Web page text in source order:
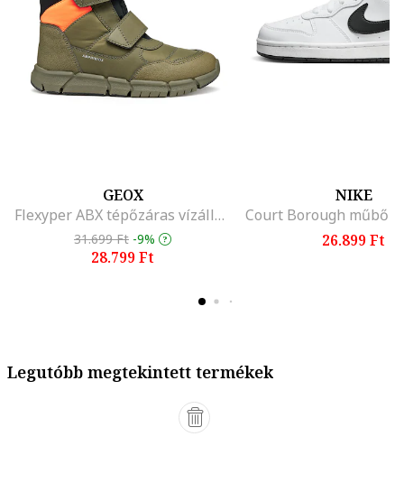
GEOX
Flexyper ABX tépőzáras vízálló csizma, Mandarinszín/Olívazöld
31.699 Ft -9%
28.799 Ft
NIKE
26.899 Ft
Legutóbb megtekintett termékek